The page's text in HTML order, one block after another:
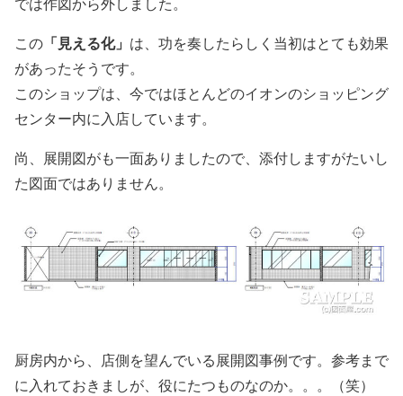
この 「見える化」 は、功を奏したらしく当初はとても効果
があったそうです。
このショップは、今ではほとんどのイオンのショッピング
センター内に入店しています。
尚、展開図がも一面ありましたので、添付しますがたいし
た図面ではありません。
厨房内から、店側を望んでいる展開図事例です。参考まで
に入れておきましが、役にたつものなのか。。。（笑）